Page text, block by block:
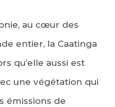
au cœur des
entier, la Caatinga
qu’elle aussi est
une végétation qui
émissions de